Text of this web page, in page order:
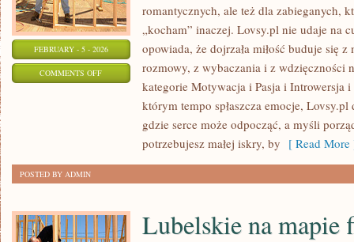
FEBRUARY - 5 - 2026
COMMENTS OFFON
romantycznych, ale też dla zabieganych,
„kocham” inaczej. Lovsy.pl nie udaje na
opowiada, że dojrzała miłość buduje się
rozmowy, z wybaczania i z wdzięczności
kategorie Motywacja i Pasja i Introwersja
którym tempo spłaszcza emocje, Lovsy.pl
gdzie serce może odpocząć, a myśli
potrzebujesz małej iskry, by [ Read More
POSTED BY ADMIN
Lubelskie na mapie